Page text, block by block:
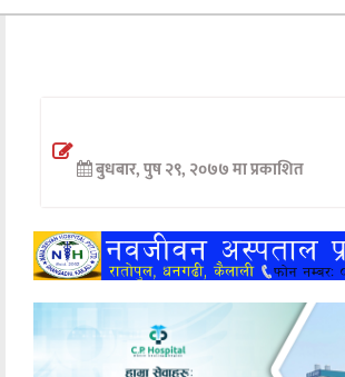
अन्तर्वार्ता
खेलकुद
मनोरञ्जन
अन्य
बुधबार, पुष २९, २०७७ मा प्रकाशित